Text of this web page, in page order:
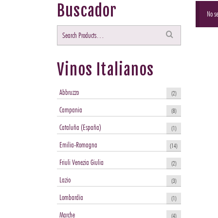
Buscador
Buscar
Vinos Italianos
Abbruzzo (2)
Campania (8)
Cataluña (España) (1)
Emilia-Romagna (14)
Friuli Venezia Giulia (2)
Lazio (3)
Lombardía (1)
Marche (4)
No